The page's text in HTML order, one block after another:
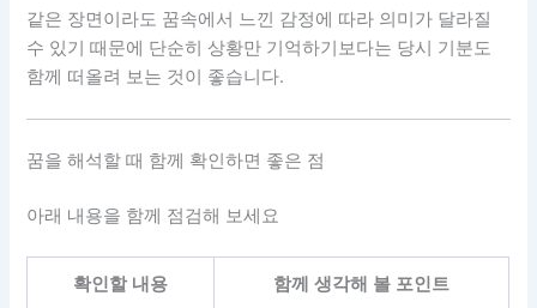
같은 장면이라도 꿈속에서 느낀 감정에 따라 의미가 달라질
수 있기 때문에 단순히 상황만 기억하기보다는 당시 기분도
함께 떠올려 보는 것이 좋습니다.
꿈을 해석할 때 함께 확인하면 좋은 점
아래 내용을 함께 점검해 보세요
확인할 내용 함께 생각해 볼 포인트